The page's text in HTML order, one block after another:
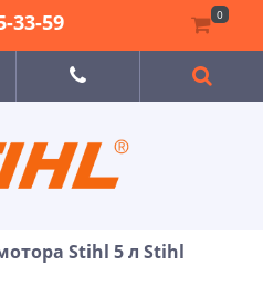
Stihl 5 л Stihl
33-59 0